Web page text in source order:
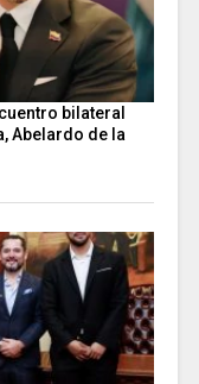
bilateral
Abelardo de la